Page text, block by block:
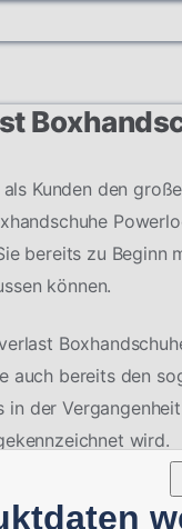
Kunden den
bereits zu Beginn
können.
auch bereits den
der
wird.